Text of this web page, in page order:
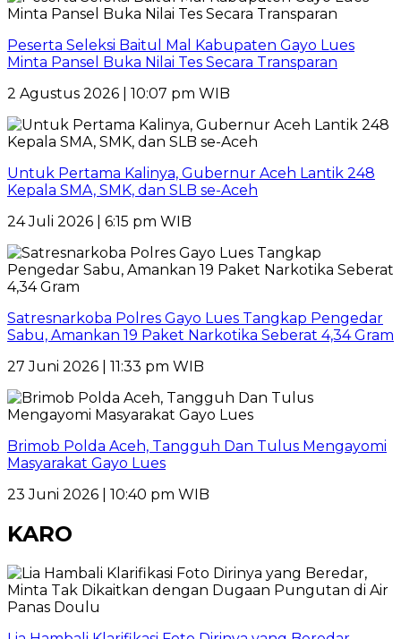
Peserta Seleksi Baitul Mal Kabupaten Gayo Lues
Minta Pansel Buka Nilai Tes Secara Transparan
2 Agustus 2026 | 10:07 pm WIB
Untuk Pertama Kalinya, Gubernur Aceh Lantik 248
Kepala SMA, SMK, dan SLB se-Aceh
24 Juli 2026 | 6:15 pm WIB
Satresnarkoba Polres Gayo Lues Tangkap Pengedar
Sabu, Amankan 19 Paket Narkotika Seberat 4,34 Gram
27 Juni 2026 | 11:33 pm WIB
Brimob Polda Aceh, Tangguh Dan Tulus Mengayomi
Masyarakat Gayo Lues
23 Juni 2026 | 10:40 pm WIB
KARO